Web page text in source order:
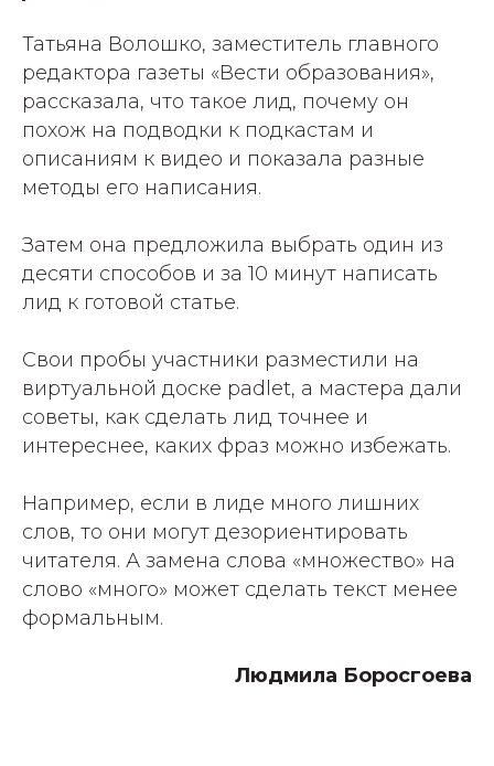
Татьяна Волошко, заместитель главного
редактора газеты «Вести образования»,
рассказала, что такое лид, почему он
похож на подводки к подкастам и
описаниям к видео и показала разные
методы его написания.
Затем она предложила выбрать один из
десяти способов и за 10 минут написать
лид к готовой статье.
Свои пробы участники разместили на
виртуальной доске padlet, а мастера дали
советы, как сделать лид точнее и
интереснее, каких фраз можно избежать.
Например, если в лиде много лишних
слов, то они могут дезориентировать
читателя. А замена слова «множество» на
слово «много» может сделать текст менее
формальным.
Людмила Боросгоева